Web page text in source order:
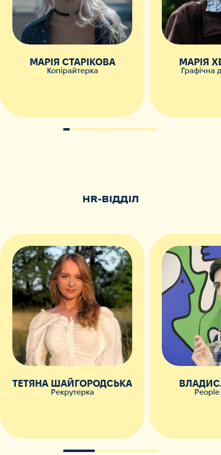
МАРІЯ СТАРІКОВА
Копірайтерка
МАРІЯ
Графічна
HR-ВІДДІЛ
ТЕТЯНА ШАЙГОРОДСЬКА
Рекрутерка